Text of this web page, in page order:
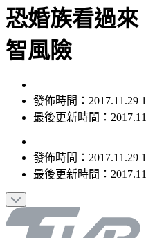
恐婚族看過
智風險
發佈時間：2017.11.29
最後更新時間：
發佈時間： 2017.11.29
最後更新時間：